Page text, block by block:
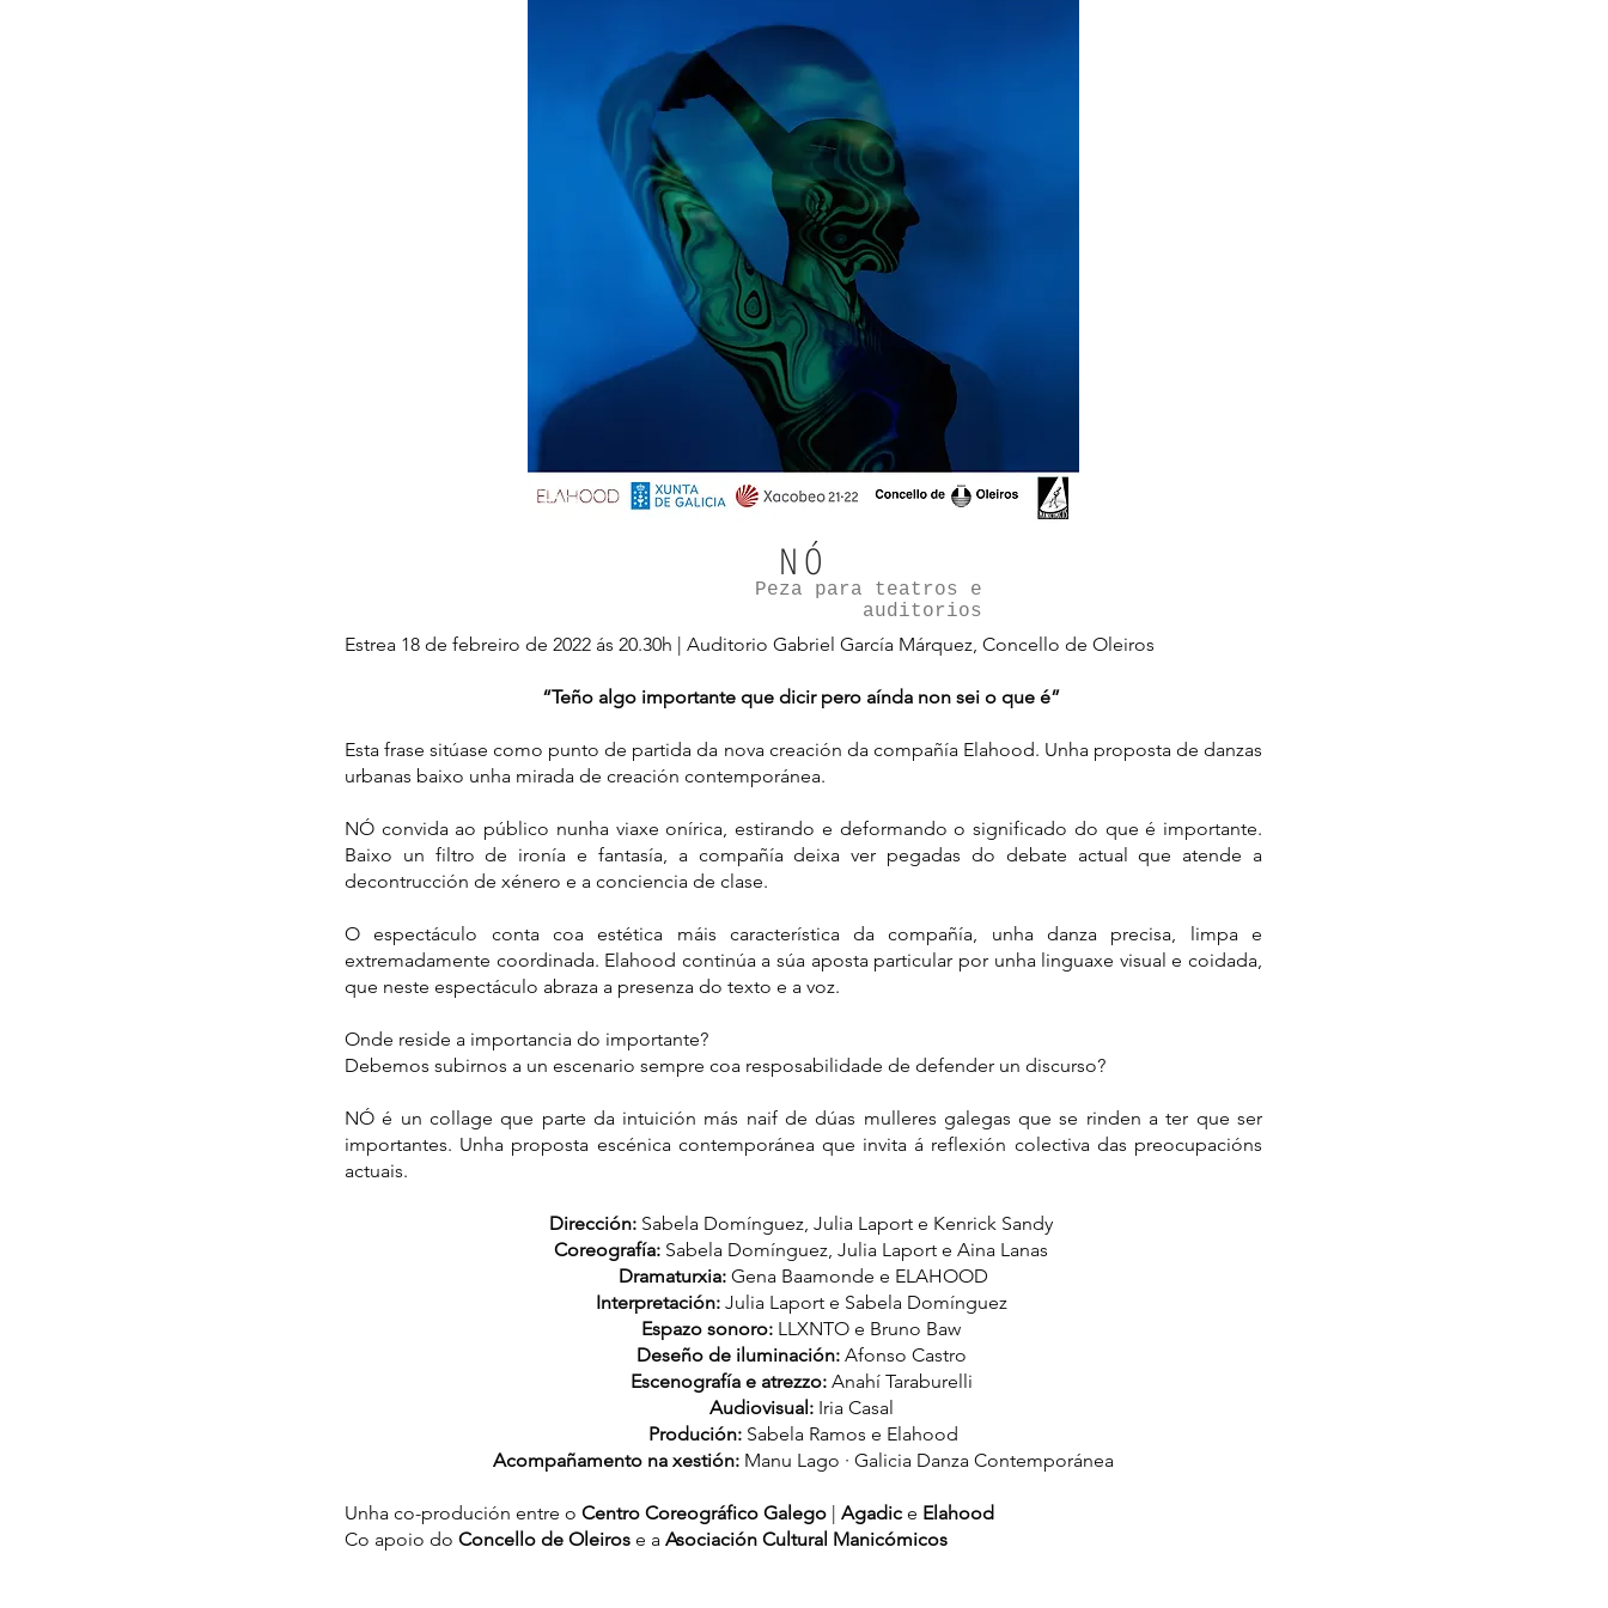
NÓ
Peza para teatros e
auditorios
Estrea 18 de febreiro de 2022 ás 20.30h | Auditorio Gabriel García Márquez, Concello de Oleiros
“Teño algo importante que dicir pero aínda non sei o que é”
Esta frase sitúase como punto de partida da nova creación da compañía Elahood. Unha proposta de danzas
urbanas baixo unha mirada de creación contemporánea.
NÓ convida ao público nunha viaxe onírica, estirando e deformando o significado do que é importante.
Baixo un filtro de ironía e fantasía, a compañía deixa ver pegadas do debate actual que atende a
decontrucción de xénero e a conciencia de clase.
O espectáculo conta coa estética máis característica da compañía, unha danza precisa, limpa e
extremadamente coordinada. Elahood continúa a súa aposta particular por unha linguaxe visual e coidada,
que neste espectáculo abraza a presenza do texto e a voz.
Onde reside a importancia do importante?
Debemos subirnos a un escenario sempre coa resposabilidade de defender un discurso?
NÓ é un collage que parte da intuición más naif de dúas mulleres galegas que se rinden a ter que ser
importantes. Unha proposta escénica contemporánea que invita á reflexión colectiva das preocupacións
actuais.
Dirección: Sabela Domínguez, Julia Laport e Kenrick Sandy
Coreografía: Sabela Domínguez, Julia Laport e Aina Lanas
Dramaturxia: Gena Baamonde e ELAHOOD
Interpretación:Julia Laport e Sabela Domínguez
Espazo sonoro: LLXNTO e Bruno Baw
Deseño de iluminación:Afonso Castro
Escenografía e atrezzo:Anahí Taraburelli
Audiovisual:Iria Casal
Produción: Sabela Ramos e Elahood
Acompañamento na xestión: Manu Lago · Galicia Danza Contemporánea
Unha co-produción entre o Centro Coreográfico Galego | Agadic e Elahood
Co apoio do Concello de Oleiros e a Asociación Cultural Manicómicos